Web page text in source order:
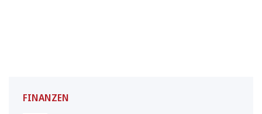
FINANZEN